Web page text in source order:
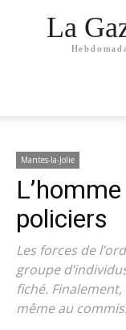
La
Mantes-la-Jolie
policiers
Les forces de
groupe
fiché. Finalement,
même au